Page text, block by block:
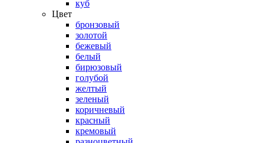
куб
Цвет
бронзовый
золотой
бежевый
белый
бирюзовый
голубой
желтый
зеленый
коричневый
красный
кремовый